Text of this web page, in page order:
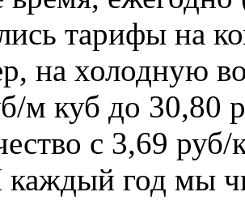
тарифы на
на холодную
м куб до 30,80
с 3,69
год мы